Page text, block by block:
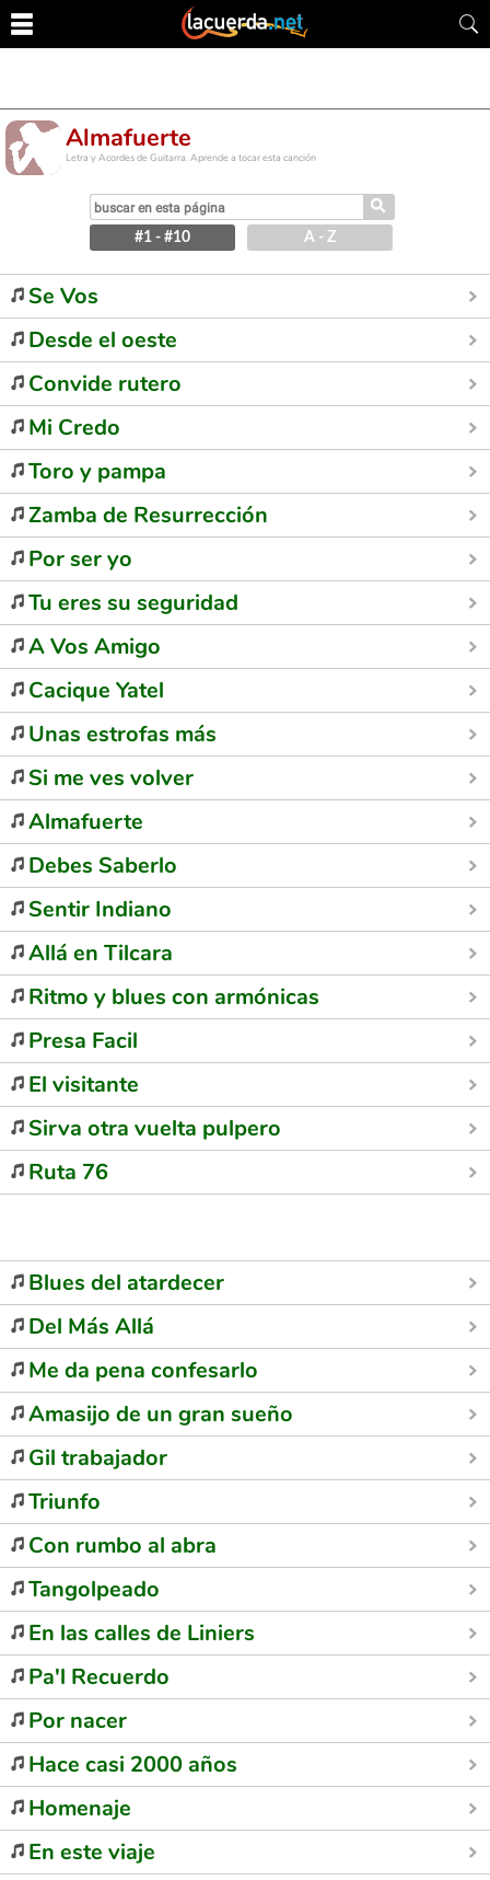
Almafuerte
Letra y Acordes de Guitarra. Aprende a tocar esta canción
⚲
#1 - #10 A - Z
Se Vos
Desde el oeste
Convide rutero
Mi Credo
Toro y pampa
Zamba de Resurrección
Por ser yo
Tu eres su seguridad
A Vos Amigo
Cacique Yatel
Unas estrofas más
Si me ves volver
Almafuerte
Debes Saberlo
Sentir Indiano
Allá en Tilcara
Ritmo y blues con armónicas
Presa Facil
El visitante
Sirva otra vuelta pulpero
Ruta 76
Blues del atardecer
Del Más Allá
Me da pena confesarlo
Amasijo de un gran sueño
Gil trabajador
Triunfo
Con rumbo al abra
Tangolpeado
En las calles de Liniers
Pa'l Recuerdo
Por nacer
Hace casi 2000 años
Homenaje
En este viaje